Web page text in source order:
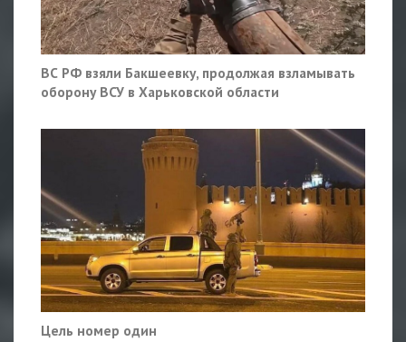
ВС РФ взяли Бакшеевку, продолжая взламывать
оборону ВСУ в Харьковской области
Цель номер один